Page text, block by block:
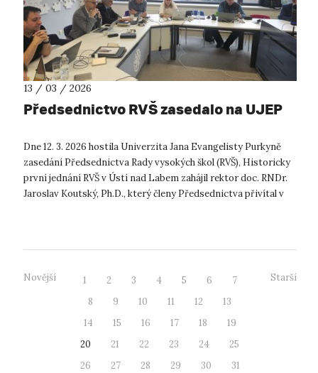
13 / 03 / 2026
Předsednictvo RVŠ zasedalo na UJEP
Dne 12. 3. 2026 hostila Univerzita Jana Evangelisty Purkyně
zasedání Předsednictva Rady vysokých škol (RVŠ), Historicky
první jednání RVŠ v Ústí nad Labem zahájil rektor doc. RNDr.
Jaroslav Koutský, Ph.D., který členy Předsednictva přivítal v
Novější 1 2 3 4 5 6
7
8
9 10 11 12
13
14
15 16 17 18
19
20
21 22 23 24
25
26
27 28 29 30
31
Starší